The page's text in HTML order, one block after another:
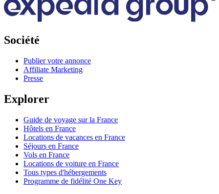
Société
Publier votre annonce
Affiliate Marketing
Presse
Explorer
Guide de voyage sur la France
Hôtels en France
Locations de vacances en France
Séjours en France
Vols en France
Locations de voiture en France
Tous types d'hébergements
Programme de fidélité One Key